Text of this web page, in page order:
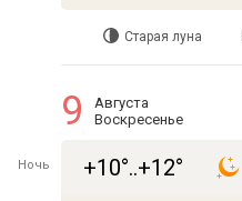
Старая луна
9
Августа
Воскресенье
Ночь +10°..+12°